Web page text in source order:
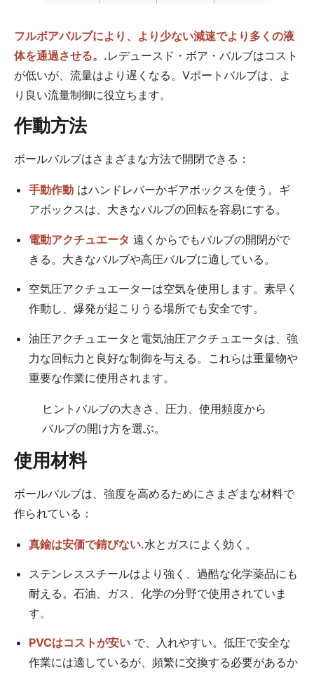
フルボアバルブにより、より少ない減速でより多くの液
体を通過させる。 .レデュースド・ボア・バルブはコスト
が低いが、流量はより遅くなる。Vポートバルブは、よ
り良い流量制御に役立ちます。
作動方法
ボールバルブはさまざまな方法で開閉できる：
手動作動はハンドレバーかギアボックスを使う。ギ
アボックスは、大きなバルブの回転を容易にする。
電動アクチュエータ 遠くからでもバルブの開閉がで
きる。大きなバルブや高圧バルブに適している。
空気圧アクチュエーターは空気を使用します。素早く
作動し、爆発が起こりうる場所でも安全です。
油圧アクチュエータと電気油圧アクチュエータは、強
力な回転力と良好な制御を与える。これらは重量物や
重要な作業に使用されます。
ヒントバルブの大きさ、圧力、使用頻度から
バルブの開け方を選ぶ。
使用材料
ボールバルブは、強度を高めるためにさまざまな材料で
作られている：
真鍮は安価で錆びない.水とガスによく効く。
ステンレススチールはより強く、過酷な化学薬品にも
耐える。石油、ガス、化学の分野で使用されていま
す。
PVCはコストが安いで、入れやすい。低圧で安全な
作業には適しているが、頻繁に交換する必要があるか